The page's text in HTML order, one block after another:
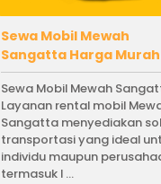
Sewa Mobil Mewah
Sangatta Harga Murah
Sewa Mobil Mewah
Layanan rental mobil
Sangatta menyediakan
transportasi yang ideal
individu maupun
termasuk l ...